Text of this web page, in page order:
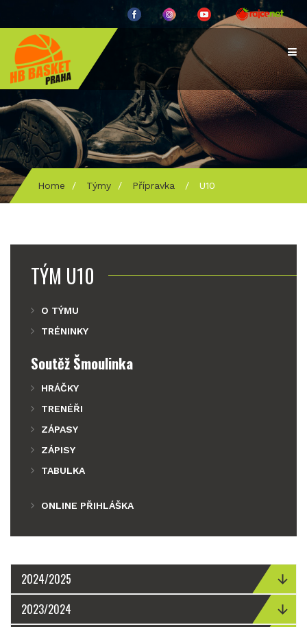
Home / Týmy / Přípravka / U10
TÝM U10
O TÝMU
TRÉNINKY
Soutěž Šmoulinka
HRÁČKY
TRENÉŘI
ZÁPASY
ZÁPISY
TABULKA
ONLINE PŘIHLÁŠKA
2024/2025
2023/2024